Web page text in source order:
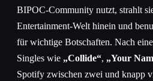
BIPOC-Community nutzt, strahlt
Entertainment-Welt hinein und
für wichtige Botschaften. Nach
Singles wie „Collide“, „Your
Spotify zwischen zwei und knapp